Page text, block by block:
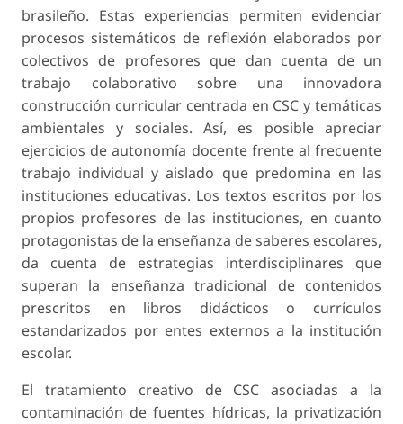
brasileño. Estas experiencias permiten evidenciar
procesos sistemáticos de reflexión elaborados por
colectivos de profesores que dan cuenta de un
trabajo colaborativo sobre una innovadora
construcción curricular centrada en CSC y temáticas
ambientales y sociales. Así, es posible apreciar
ejercicios de autonomía docente frente al frecuente
trabajo individual y aislado que predomina en las
instituciones educativas. Los textos escritos por los
propios profesores de las instituciones, en cuanto
protagonistas de la enseñanza de saberes escolares,
da cuenta de estrategias interdisciplinares que
superan la enseñanza tradicional de contenidos
prescritos en libros didácticos o currículos
estandarizados por entes externos a la institución
escolar.
El tratamiento creativo de CSC asociadas a la
contaminación de fuentes hídricas, la privatización